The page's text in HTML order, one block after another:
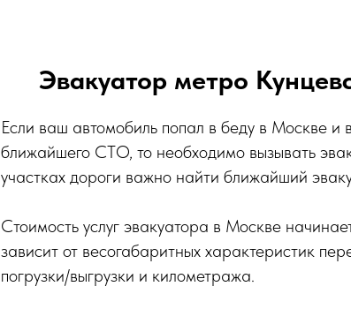
Эвакуатор метро
Если ваш автомобиль попал в беду в Москве
ближайшего СТО, то необходимо вызывать
участках дороги важно найти ближайший
Стоимость услуг эвакуатора в Москве
зависит от весогабаритных характеристик
погрузки/выгрузки и километража.